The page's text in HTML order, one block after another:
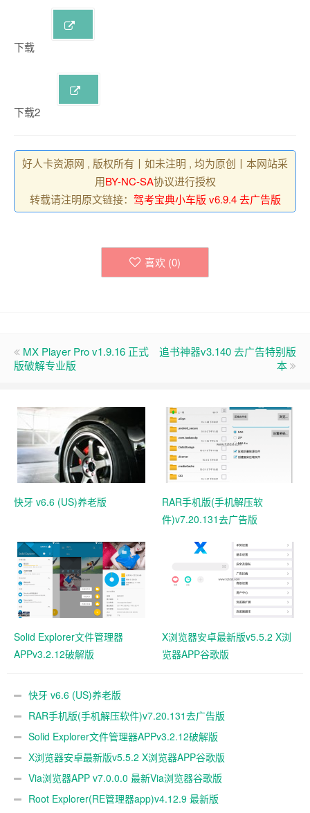
下载
下载2
好人卡资源网 , 版权所有丨如未注明 , 均为原创丨本网站采
用BY-NC-SA协议进行授权
转载请注明原文链接： 驾考宝典小车版 v6.9.4 去广告版
喜欢 (0)
MX Player Pro v1.9.16 正式
版破解专业版
追书神器v3.140 去广告特别版
本
快牙 v6.6 (US)养老版
RAR手机版(手机解压软
件)v7.20.131去广告版
Solid Explorer文件管理器
APPv3.2.12破解版
X浏览器安卓最新版v5.5.2 X浏
览器APP谷歌版
快牙 v6.6 (US)养老版
RAR手机版(手机解压软件)v7.20.131去广告版
Solid Explorer文件管理器APPv3.2.12破解版
X浏览器安卓最新版v5.5.2 X浏览器APP谷歌版
Via浏览器APP v7.0.0.0 最新Via浏览器谷歌版
Root Explorer(RE管理器app)v4.12.9 最新版